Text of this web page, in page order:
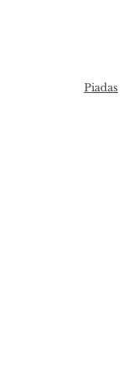
Piadas